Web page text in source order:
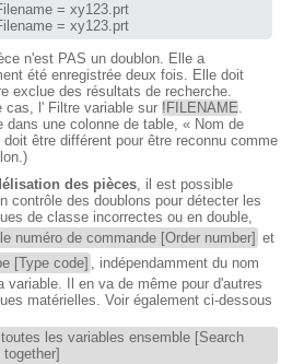
= xy123.prt
= xy123.prt
n'est PAS un doublon. Elle a
été enregistrée deux fois. Elle doit
exclue des résultats de recherche.
cas, l' Filtre variable sur !FILENAME.
dans une colonne de table, « Nom de
doit être différent pour être reconnu comme
des pièces, il est possible
contrôle des doublons pour détecter les
de classe incorrectes ou en double,
le numéro de commande [Order number] et
[Type code] , indépendamment du nom
variable. Il en va de même pour d'autres
matérielles. Voir également ci-dessous
les variables ensemble [Search